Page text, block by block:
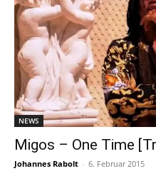
NEWS
Migos – One Time
Johannes Rabolt - 6. Februar 2015